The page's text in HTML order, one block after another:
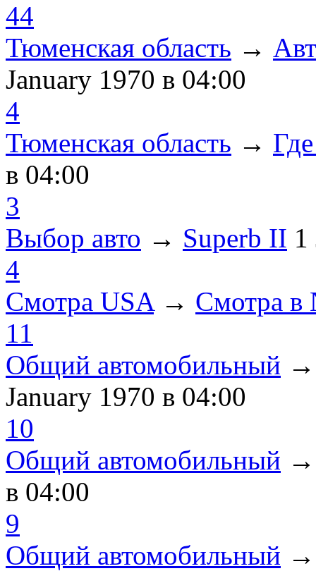
44
Тюменская область →
January 1970 в 04:00
4
Тюменская область →
в 04:00
3
Выбор авто → Superb II
4
Смотра USA→ Смотра в
11
Общий автомобильный
January 1970 в 04:00
10
Общий автомобильный
в 04:00
9
Общий автомобильный